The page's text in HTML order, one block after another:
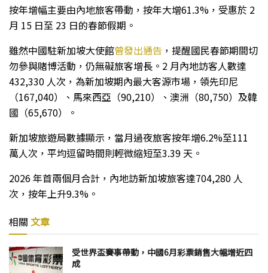
按年增幅主要由內地旅客帶動，按年大增61.3%，受惠於 2
月 15 日至 23 日的春節假期。
雖然中國駐新加坡大使館曾發出通告 ，提醒國民春節期間切
勿參與賭博活動，仍無礙旅客增長。2 月內地訪客人數達
432,330 人次，為新加坡期內最大客源市場，領先印尼
（167,040）、馬來西亞（90,210）、澳洲（80,750）及韓
國（65,670）。
新加坡旅遊局數據顯示，當月過夜旅客按年增6.2%至111
萬人次，平均逗留時間則輕微縮短至3.39 天。
2026 年首兩個月合計，內地訪新加坡旅客達704,280 人
次，按年上升9.3%。
相關 文章
受世界盃賽事帶動，中國6月彩票銷售大幅增近四
成